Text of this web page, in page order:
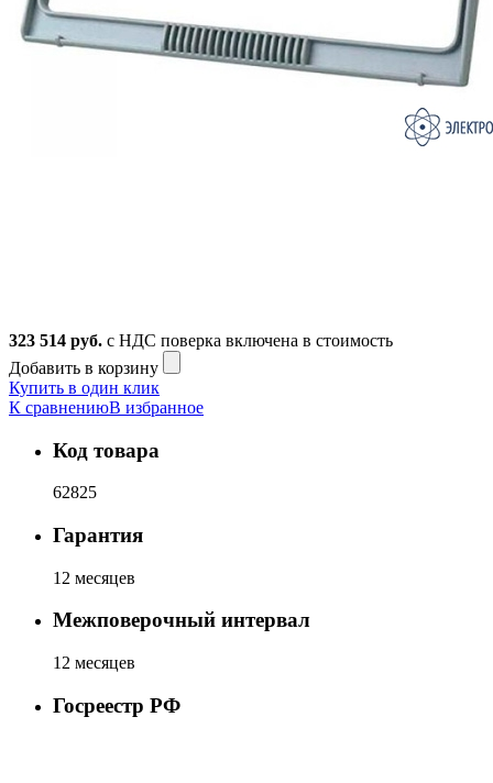
323 514 руб. с НДС поверка включена в стоимость
Добавить в корзину
Купить в один клик
К сравнениюВ избранное
Код товара
62825
Гарантия
12 месяцев
Межповерочный интервал
12 месяцев
Госреестр РФ